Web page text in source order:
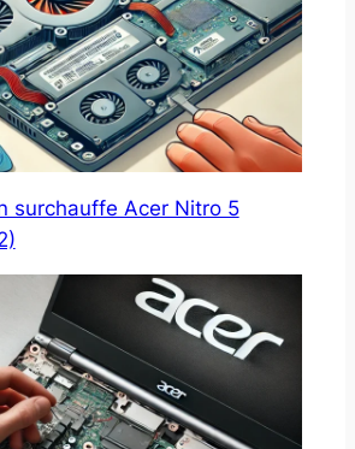
surchauffe Acer Nitro 5